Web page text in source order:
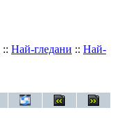
:: Най-гледани :: Най-